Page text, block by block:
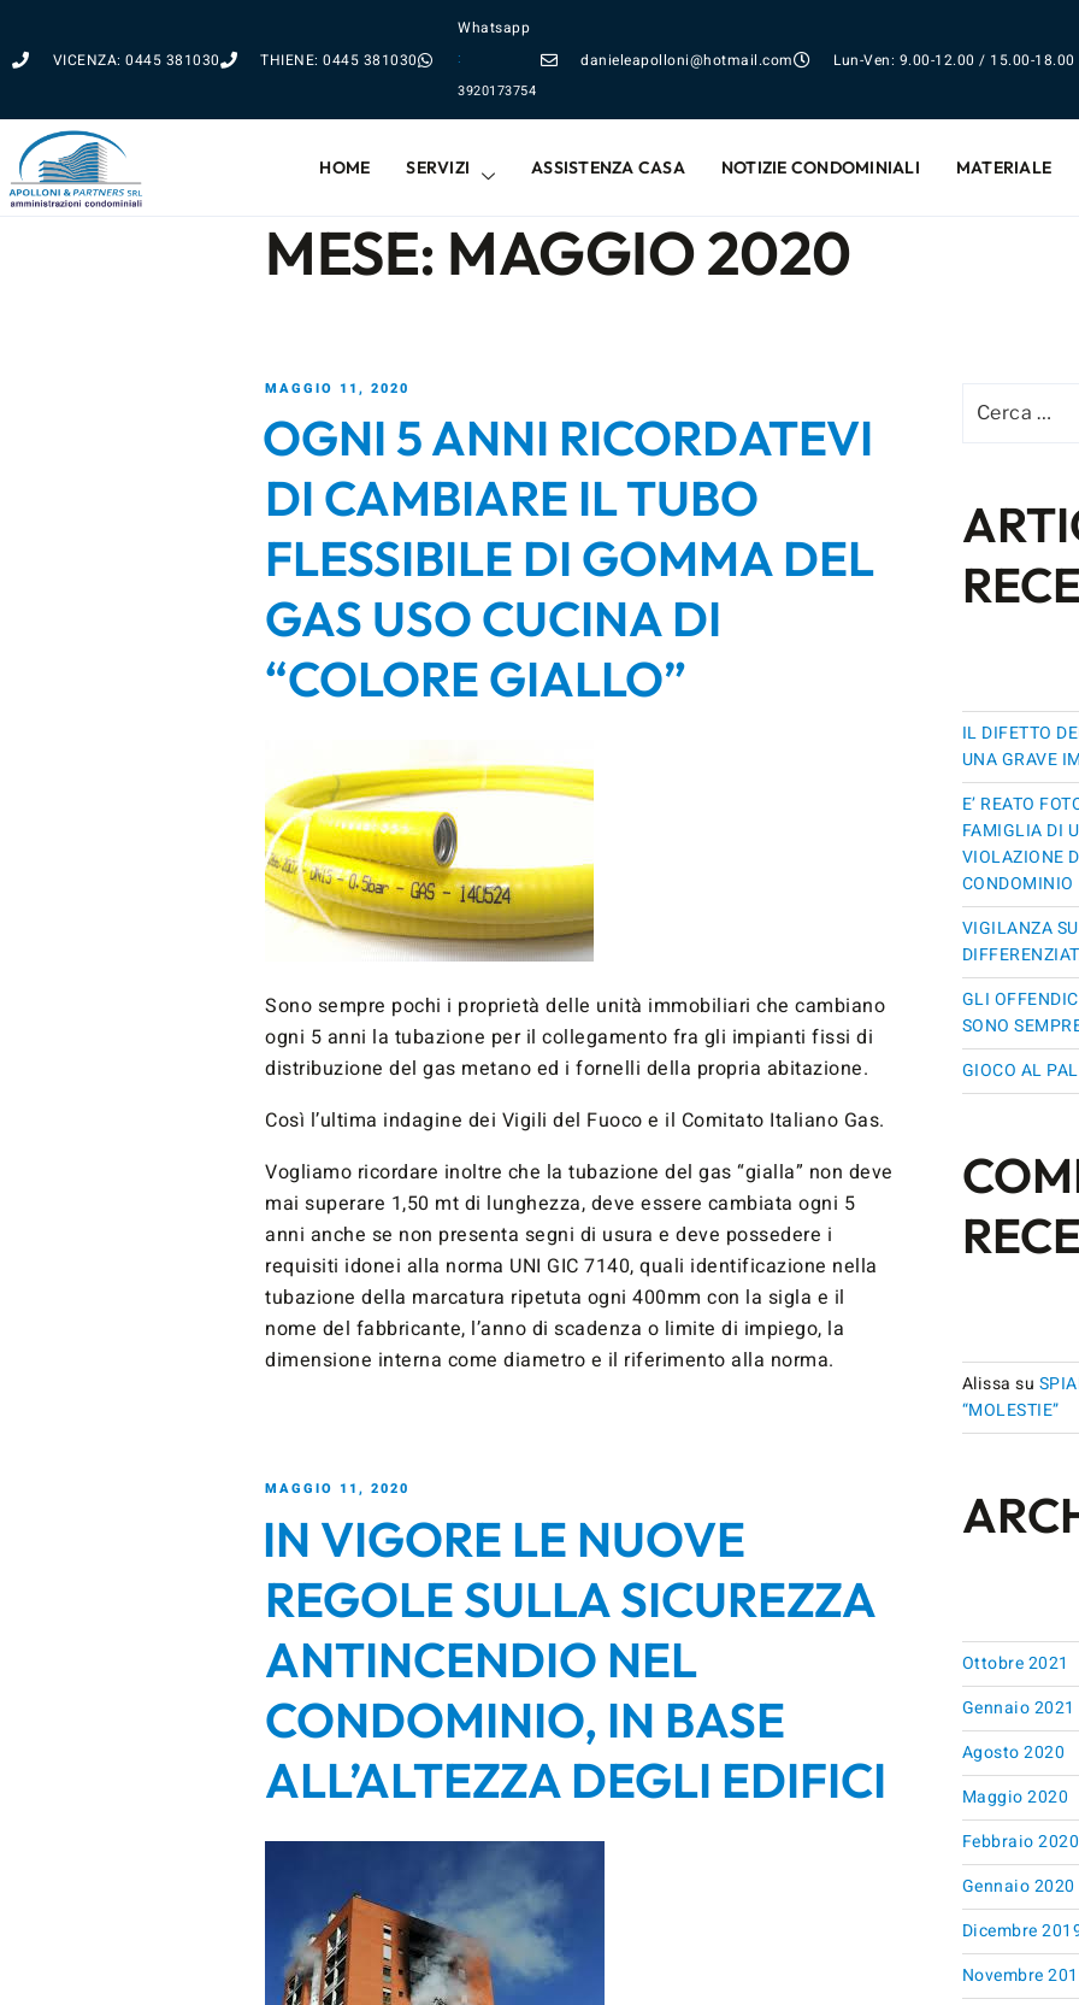
VICENZA: 0445 381030 THIENE: 0445 381030
Whatsapp
:
3920173754
danieleapolloni@hotmail.com Lun-Ven: 9.00-12.00 / 15.00-18.00
HOME SERVIZI ASSISTENZA CASA NOTIZIE CONDOMINIALI MATERIALE
MESE: MAGGIO 2020
MAGGIO 11, 2020
OGNI 5 ANNI RICORDATEVI
DI CAMBIARE IL TUBO
FLESSIBILE DI GOMMA DEL
GAS USO CUCINA DI
“COLORE GIALLO”
Sono sempre pochi i proprietà delle unità immobiliari che cambiano
ogni 5 anni la tubazione per il collegamento fra gli impianti fissi di
distribuzione del gas metano ed i fornelli della propria abitazione.
Così l’ultima indagine dei Vigili del Fuoco e il Comitato Italiano Gas.
Vogliamo ricordare inoltre che la tubazione del gas “gialla” non deve
mai superare 1,50 mt di lunghezza, deve essere cambiata ogni 5
anni anche se non presenta segni di usura e deve possedere i
requisiti idonei alla norma UNI GIC 7140, quali identificazione nella
tubazione della marcatura ripetuta ogni 400mm con la sigla e il
nome del fabbricante, l’anno di scadenza o limite di impiego, la
dimensione interna come diametro e il riferimento alla norma.
MAGGIO 11, 2020
IN VIGORE LE NUOVE
REGOLE SULLA SICUREZZA
ANTINCENDIO NEL
CONDOMINIO, IN BASE
ALL’ALTEZZA DEGLI EDIFICI
IL DIFETTO
UNA GRAVE
E’ REATO
FAMIGLIA DI
VIOLAZIONE
CONDOMINIO
VIGILANZA
GLI
SONO
GIOCO AL
Alissa su
“MOLESTIE”
Ottobre 2021
Gennaio 2021
Agosto 2020
Maggio 2020
Febbraio 2020
Gennaio 2020
Dicembre
Novembre